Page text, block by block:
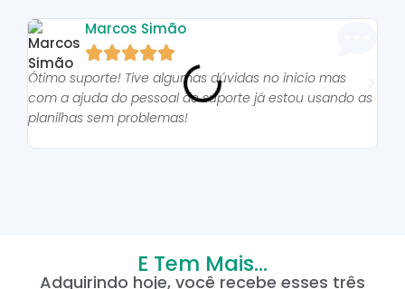
Marcos Simão

Ótimo suporte! Tive algumas dúvidas no inicio mas
com a ajuda do pessoal do suporte já estou usando as
planilhas sem problemas!
E Tem Mais...
Adquirindo hoje, você recebe esses três